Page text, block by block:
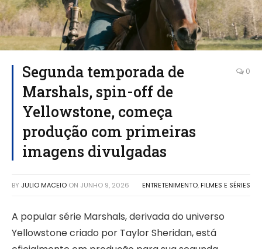
Segunda temporada de
Marshals, spin-off de
Yellowstone, começa
produção com primeiras
imagens divulgadas
0
BY JULIO MACEIO ON JUNHO 9, 2026 ENTRETENIMENTO, FILMES E SÉRIES
A popular série Marshals, derivada do universo
Yellowstone criado por Taylor Sheridan, está